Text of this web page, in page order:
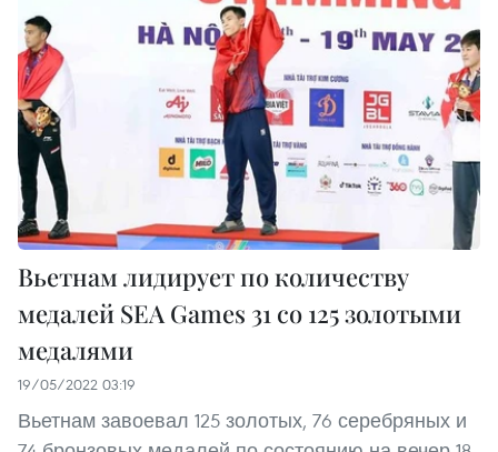
Вьетнам лидирует по количеству
медалей SEA Games 31 со 125 золотыми
медалями
19/05/2022 03:19
Вьетнам завоевал 125 золотых, 76 серебряных и